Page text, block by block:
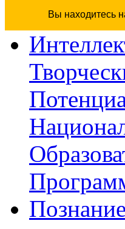
Вы находитесь